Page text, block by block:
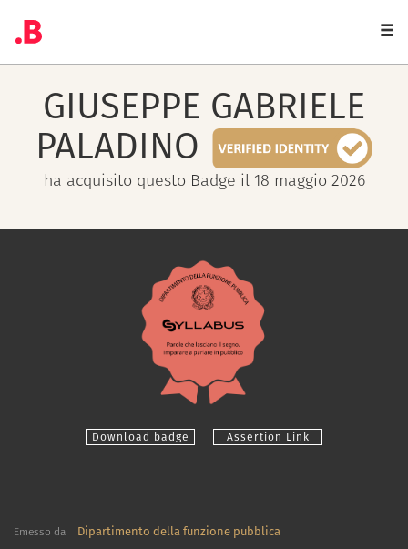
GIUSEPPE GABRIELE
PALADINO
ha acquisito questo Badge il 18 maggio 2026
Download badge Assertion Link
Emesso da Dipartimento della funzione pubblica